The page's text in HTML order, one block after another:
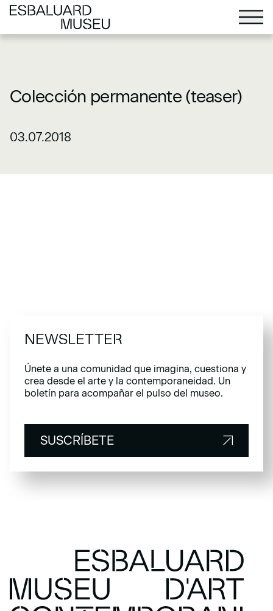
Colección permanente (teaser)
03.07.2018
NEWSLETTER
Únete a una comunidad que imagina, cuestiona y
crea desde el arte y la contemporaneidad. Un
boletín para acompañar el pulso del museo.
SUSCRÍBETE
SUSCRÍBETE